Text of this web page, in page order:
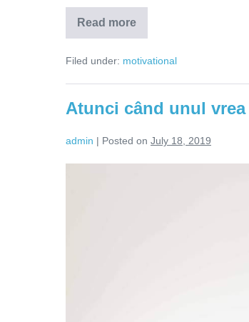
Read more
Tu
ce
a
vezi?
sau
Filed under: motivational
Atunci când unul
admin | Posted on July 18, 2019